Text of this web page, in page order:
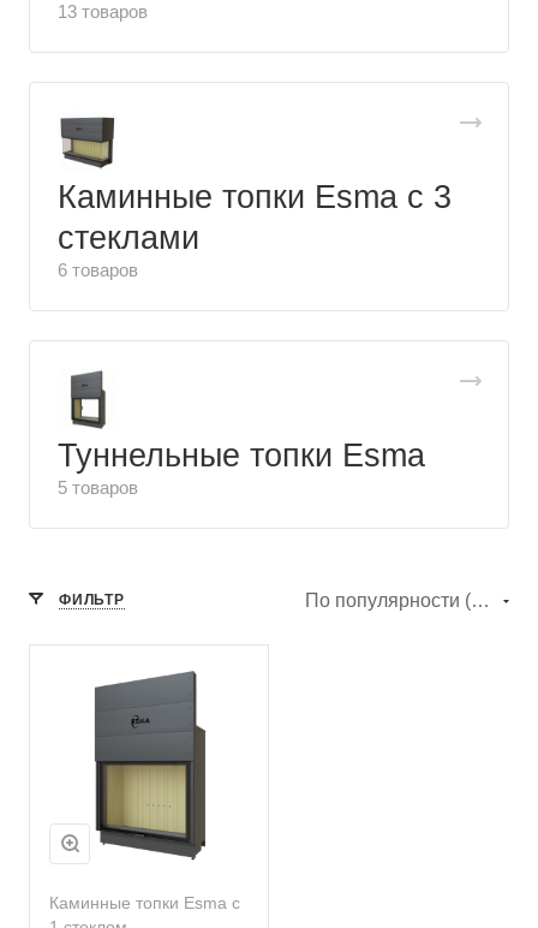
13 товаров
Каминные топки Esma с 3
стеклами
6 товаров
Туннельные топки Esma
5 товаров
ФИЛЬТР По популярности (убывание)
Каминные топки Esma с